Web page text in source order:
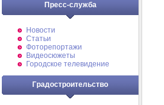
Пресс-служба
Новости
Статьи
Фоторепортажи
Видеосюжеты
Городское телевидение
Градостроительство